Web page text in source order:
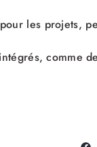
les projets,
comme